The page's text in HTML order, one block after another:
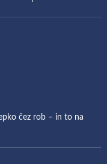
čez rob – in to na